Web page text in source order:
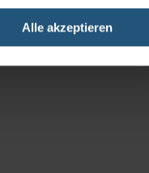
Alle akzeptieren